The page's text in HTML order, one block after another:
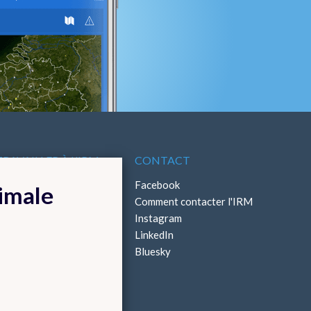
À L'IRM CONTACT
Facebook
Comment contacter l'IRM
Instagram
LinkedIn
Bluesky